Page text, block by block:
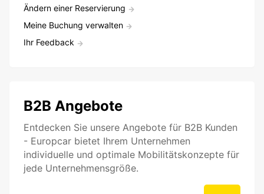
Ändern einer Reservierung
Meine Buchung verwalten
Ihr Feedback
B2B Angebote
Entdecken Sie unsere Angebote für B2B Kunden
- Europcar bietet Ihrem Unternehmen
individuelle und optimale Mobilitätskonzepte für
jede Unternehmensgröße.